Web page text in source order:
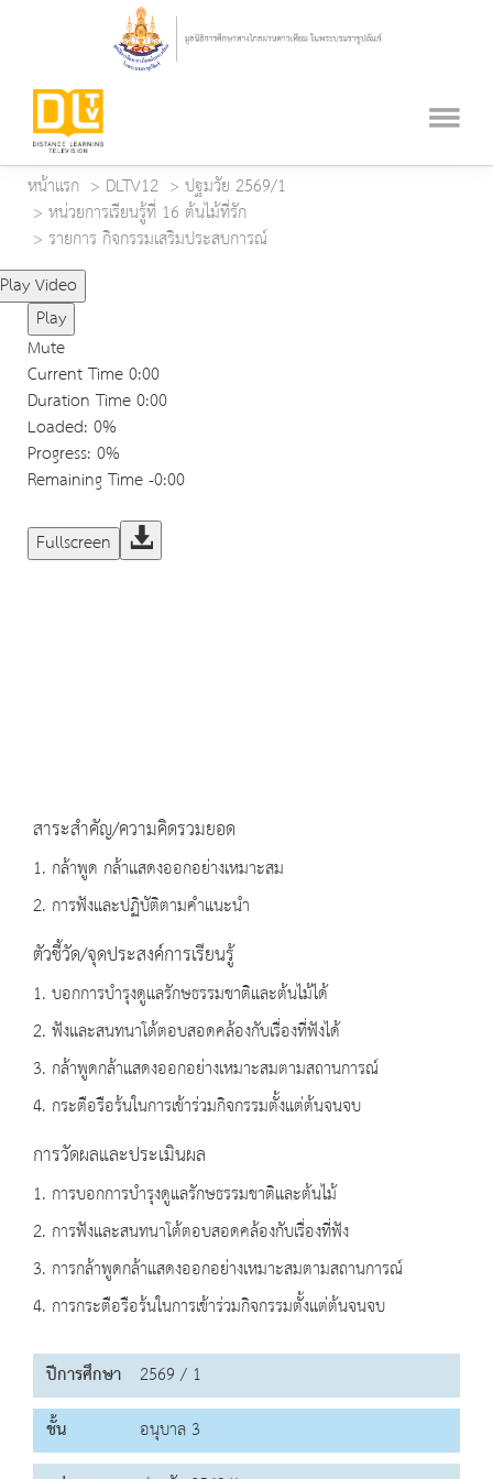
หน้าแรก DLTV12
ปฐมวัย 2569/1
หน่วยการเรียนรู้ที่ 16 ต้นไม้ที่รัก
รายการ กิจกรรมเสริมประสบการณ์
Play Video
Play
Mute
Current Time0:00
Duration Time0:00
Loaded: 0%
Progress: 0%
Remaining Time-0:00
Fullscreen
สาระสำคัญ/ความคิดรวมยอด
1. กล้าพูด กล้าแสดงออกอย่างเหมาะสม
2. การฟังและปฏิบัติตามคำแนะนำ
ตัวชี้วัด/จุดประสงค์การเรียนรู้
1. บอกการบำรุงดูแลรักษธรรมชาติและต้นไม้ได้
2. ฟังและสนทนาโต้ตอบสอดคล้องกับเรื่องที่ฟังได้
3. กล้าพูดกล้าแสดงออกอย่างเหมาะสมตามสถานการณ์
4. กระตือรือร้นในการเข้าร่วมกิจกรรมตั้งแต่ต้นจนจบ
การวัดผลและประเมินผล
1. การบอกการบำรุงดูแลรักษธรรมชาติและต้นไม้
2. การฟังและสนทนาโต้ตอบสอดคล้องกับเรื่องที่ฟัง
3. การกล้าพูดกล้าแสดงออกอย่างเหมาะสมตามสถานการณ์
4. การกระตือรือร้นในการเข้าร่วมกิจกรรมตั้งแต่ต้นจนจบ
ปีการศึกษา 2569 / 1
ชั้น
อนุบาล 3